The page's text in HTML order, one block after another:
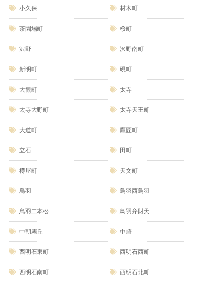
小久保 材木町
茶園場町 桜町
沢野 沢野南町
新明町 硯町
大観町 太寺
太寺大野町 太寺天王町
大道町 鷹匠町
立石 田町
樽屋町 天文町
鳥羽 鳥羽西鳥羽
鳥羽二本松 鳥羽弁財天
中朝霧丘 中崎
西明石東町 西明石西町
西明石南町 西明石北町